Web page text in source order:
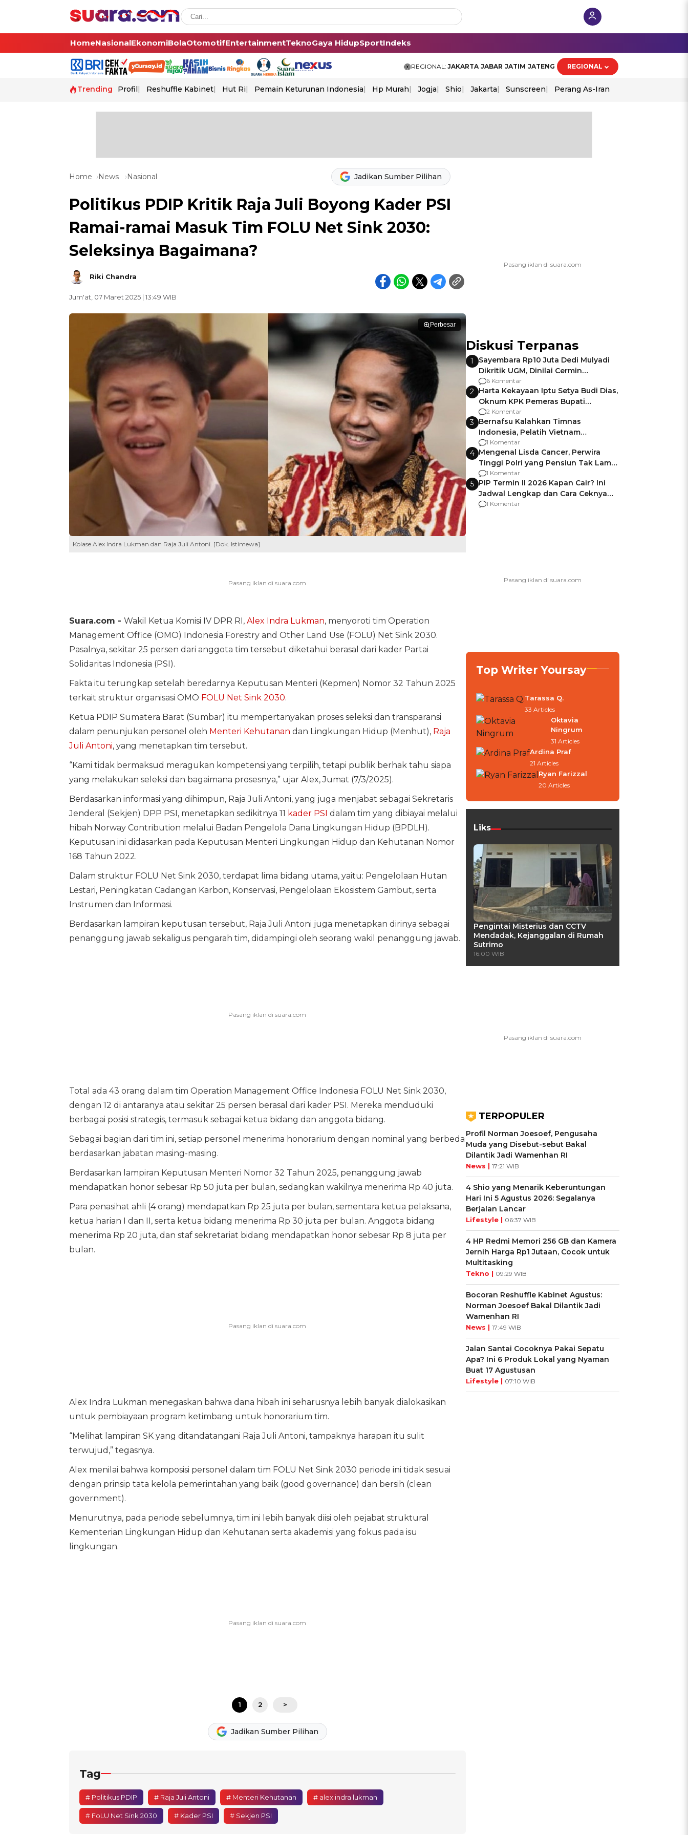
HomeNasionalEkonomiBolaOtomotifEntertainmentTeknoGaya HidupSportIndeks
REGIONAL: JAKARTA JABAR JATIM JATENG REGIONAL
Trending Profil Reshuffle Kabinet Hut Ri Pemain Keturunan Indonesia Hp Murah Jogja Shio Jakarta Sunscreen Perang As-Iran
Home News Nasional Jadikan Sumber Pilihan
Politikus PDIP Kritik Raja Juli Boyong Kader PSI
Ramai-ramai Masuk Tim FOLU Net Sink 2030:
Seleksinya Bagaimana?
Riki Chandra
Jum'at, 07 Maret 2025 | 13:49 WIB
Perbesar
Kolase Alex Indra Lukman dan Raja Juli Antoni. [Dok. Istimewa]
Suara.com - Wakil Ketua Komisi IV DPR RI, Alex Indra Lukman, menyoroti tim Operation
Management Office (OMO) Indonesia Forestry and Other Land Use (FOLU) Net Sink 2030.
Pasalnya, sekitar 25 persen dari anggota tim tersebut diketahui berasal dari kader Partai
Solidaritas Indonesia (PSI).
Fakta itu terungkap setelah beredarnya Keputusan Menteri (Kepmen) Nomor 32 Tahun 2025
terkait struktur organisasi OMO FOLU Net Sink 2030.
Ketua PDIP Sumatera Barat (Sumbar) itu mempertanyakan proses seleksi dan transparansi
dalam penunjukan personel oleh Menteri Kehutanan dan Lingkungan Hidup (Menhut), Raja
Juli Antoni, yang menetapkan tim tersebut.
“Kami tidak bermaksud meragukan kompetensi yang terpilih, tetapi publik berhak tahu siapa
yang melakukan seleksi dan bagaimana prosesnya,” ujar Alex, Jumat (7/3/2025).
Berdasarkan informasi yang dihimpun, Raja Juli Antoni, yang juga menjabat sebagai Sekretaris
Jenderal (Sekjen) DPP PSI, menetapkan sedikitnya 11 kader PSI dalam tim yang dibiayai melalui
hibah Norway Contribution melalui Badan Pengelola Dana Lingkungan Hidup (BPDLH).
Keputusan ini didasarkan pada Keputusan Menteri Lingkungan Hidup dan Kehutanan Nomor
168 Tahun 2022.
Dalam struktur FOLU Net Sink 2030, terdapat lima bidang utama, yaitu: Pengelolaan Hutan
Lestari, Peningkatan Cadangan Karbon, Konservasi, Pengelolaan Ekosistem Gambut, serta
Instrumen dan Informasi.
Berdasarkan lampiran keputusan tersebut, Raja Juli Antoni juga menetapkan dirinya sebagai
penanggung jawab sekaligus pengarah tim, didampingi oleh seorang wakil penanggung jawab.
Total ada 43 orang dalam tim Operation Management Office Indonesia FOLU Net Sink 2030,
dengan 12 di antaranya atau sekitar 25 persen berasal dari kader PSI. Mereka menduduki
berbagai posisi strategis, termasuk sebagai ketua bidang dan anggota bidang.
Sebagai bagian dari tim ini, setiap personel menerima honorarium dengan nominal yang berbeda
berdasarkan jabatan masing-masing.
Berdasarkan lampiran Keputusan Menteri Nomor 32 Tahun 2025, penanggung jawab
mendapatkan honor sebesar Rp 50 juta per bulan, sedangkan wakilnya menerima Rp 40 juta.
Para penasihat ahli (4 orang) mendapatkan Rp 25 juta per bulan, sementara ketua pelaksana,
ketua harian I dan II, serta ketua bidang menerima Rp 30 juta per bulan. Anggota bidang
menerima Rp 20 juta, dan staf sekretariat bidang mendapatkan honor sebesar Rp 8 juta per
bulan.
Alex Indra Lukman menegaskan bahwa dana hibah ini seharusnya lebih banyak dialokasikan
untuk pembiayaan program ketimbang untuk honorarium tim.
“Melihat lampiran SK yang ditandatangani Raja Juli Antoni, tampaknya harapan itu sulit
terwujud,” tegasnya.
Alex menilai bahwa komposisi personel dalam tim FOLU Net Sink 2030 periode ini tidak sesuai
dengan prinsip tata kelola pemerintahan yang baik (good governance) dan bersih (clean
government).
Menurutnya, pada periode sebelumnya, tim ini lebih banyak diisi oleh pejabat struktural
Kementerian Lingkungan Hidup dan Kehutanan serta akademisi yang fokus pada isu
lingkungan.
1 2 >
Jadikan Sumber Pilihan
Tag
# Politikus PDIP # Raja Juli Antoni # Menteri Kehutanan # alex indra lukman
# FoLU Net Sink 2030 # Kader PSI # Sekjen PSI
Diskusi Terpanas
1
Sayembara Rp10 Juta Dedi Mulyadi
Dikritik UGM, Dinilai Cermin
Gagalnya Negara Jamin Keamanan
6 Komentar
2 Harta Kekayaan Iptu Setya Budi Dias,
Oknum KPK Pemeras Bupati
Pemalang
2 Komentar
3 Bernafsu Kalahkan Timnas
Indonesia, Pelatih Vietnam
Berencana Pakai Jimat di Pakansari
1 Komentar
4 Mengenal Lisda Cancer, Perwira
Tinggi Polri yang Pensiun Tak Lama
Usai Jadi Brigjen
1 Komentar
5 PIP Termin II 2026 Kapan Cair? Ini
Jadwal Lengkap dan Cara Ceknya
agar Dana Tidak Hangus!
1 Komentar
Top Writer Yoursay
Tarassa Q.
33 Articles
Oktavia
Ningrum
31 Articles
Ardina Praf
21 Articles
Ryan Farizzal
20 Articles
Liks
Pengintai Misterius dan CCTV
Mendadak, Kejanggalan di Rumah
Sutrimo
16:00 WIB
TERPOPULER
Profil Norman Joesoef, Pengusaha
Muda yang Disebut-sebut Bakal
Dilantik Jadi Wamenhan RI
News | 17:21 WIB
4 Shio yang Menarik Keberuntungan
Hari Ini 5 Agustus 2026: Segalanya
Berjalan Lancar
Lifestyle | 06:37 WIB
4 HP Redmi Memori 256 GB dan Kamera
Jernih Harga Rp1 Jutaan, Cocok untuk
Multitasking
Tekno | 09:29 WIB
Bocoran Reshuffle Kabinet Agustus:
Norman Joesoef Bakal Dilantik Jadi
Wamenhan RI
News | 17:49 WIB
Jalan Santai Cocoknya Pakai Sepatu
Apa? Ini 6 Produk Lokal yang Nyaman
Buat 17 Agustusan
Lifestyle | 07:10 WIB